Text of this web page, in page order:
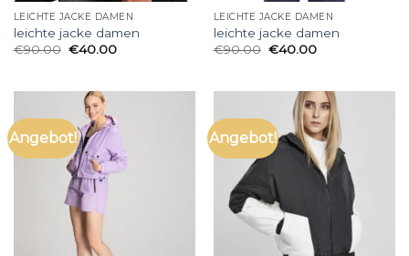
LEICHTE JACKE DAMEN
leichte jacke damen
€90.00 €40.00
LEICHTE JACKE DAMEN
leichte jacke damen
€90.00 €40.00
Angebot! Angebot!